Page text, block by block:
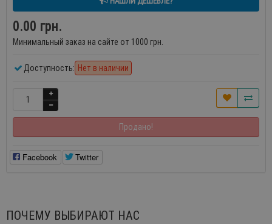
0.00 грн.
Минимальный заказ на сайте от 1000 грн.
Доступность: Нет в наличии
Продано!
Facebook Twitter
ПОЧЕМУ ВЫБИРАЮТ НАС